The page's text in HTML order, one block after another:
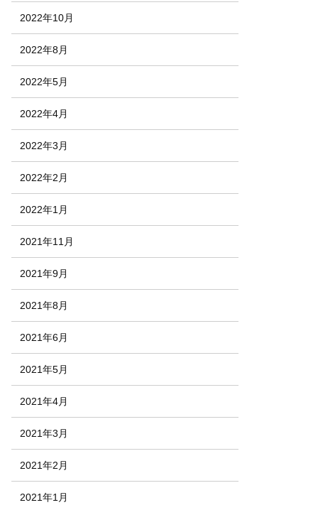
2022年10月
2022年8月
2022年5月
2022年4月
2022年3月
2022年2月
2022年1月
2021年11月
2021年9月
2021年8月
2021年6月
2021年5月
2021年4月
2021年3月
2021年2月
2021年1月